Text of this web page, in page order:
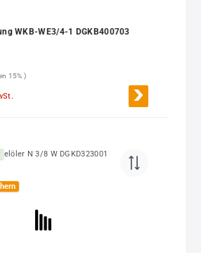
WKB-WE3/4-1 DGKB400703
15% )